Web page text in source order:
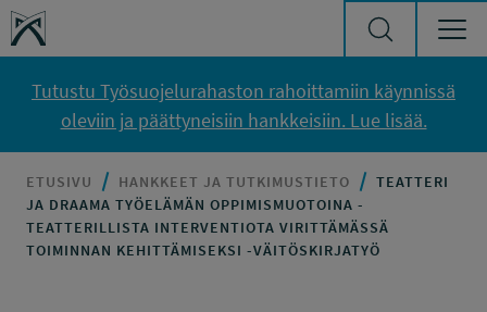
Siirry sisältöön
Työsuojelurahasto
Tutustu Työsuojelurahaston rahoittamiin käynnissä
oleviin ja päättyneisiin hankkeisiin. Lue lisää.
ETUSIVU HANKKEET JA TUTKIMUSTIETO
TEATTERI
JA DRAAMA TYÖELÄMÄN OPPIMISMUOTOINA -
TEATTERILLISTA INTERVENTIOTA VIRITTÄMÄSSÄ
TOIMINNAN KEHITTÄMISEKSI -VÄITÖSKIRJATYÖ